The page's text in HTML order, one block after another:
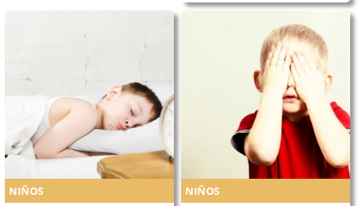
NIÑOS NIÑOS